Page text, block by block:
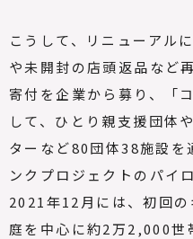
こうして、リニューアル
や未開封の店頭返品など
寄付を企業から募り、「
して、ひとり親支援団体
ターなど80団体38施設を
ンクプロジェクトのパイ
2021 年12 月には、初回
庭を中心に約2 万2,000世